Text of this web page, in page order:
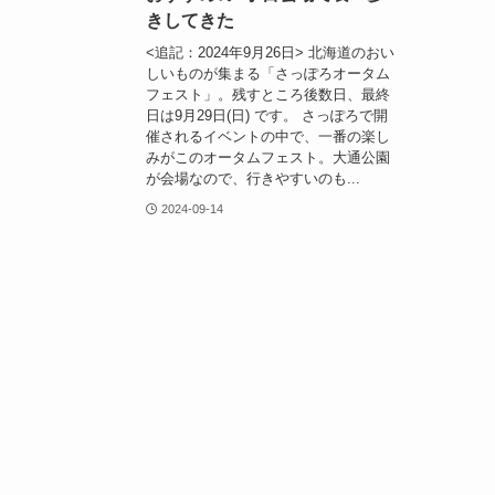
きしてきた
<追記：2024年9月26日> 北海道のおい
しいものが集まる「さっぽろオータム
フェスト」。残すところ後数日、最終
日は9月29日(日) です。 さっぽろで開
催されるイベントの中で、一番の楽し
みがこのオータムフェスト。大通公園
が会場なので、行きやすいのも...
2024-09-14